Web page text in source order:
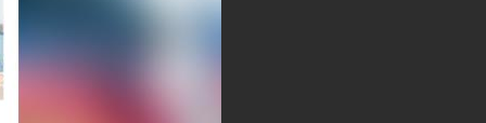
نشریه نشنال اینترست در گزارشی